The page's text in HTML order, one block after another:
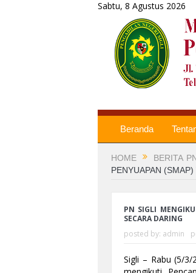
Sabtu, 8 Agustus 2026
Beranda
HOME BERITA
PENYUAPAN
PN SIGLI
SECARA DARING
posted by: admin
Sigli – Rabu (5/3/